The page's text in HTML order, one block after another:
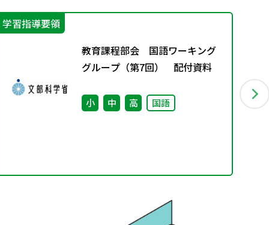
学習指導要領
教育課程部会 国語ワーキング
グループ（第7回） 配付資料
小 中 高 国語